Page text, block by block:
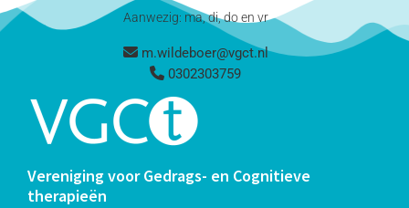
Aanwezig: ma, di, do en vr
m.wildeboer@vgct.nl
0302303759
Vereniging voor Gedrags- en Cognitieve
therapieën